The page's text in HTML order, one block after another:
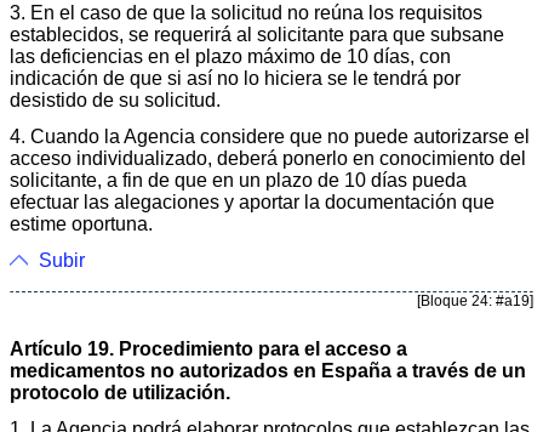
3. En el caso de que la solicitud no reúna los requisitos
establecidos, se requerirá al solicitante para que subsane
las deficiencias en el plazo máximo de 10 días, con
indicación de que si así no lo hiciera se le tendrá por
desistido de su solicitud.
4. Cuando la Agencia considere que no puede autorizarse el
acceso individualizado, deberá ponerlo en conocimiento del
solicitante, a fin de que en un plazo de 10 días pueda
efectuar las alegaciones y aportar la documentación que
estime oportuna.
Subir
[Bloque 24: #a19]
Artículo 19. Procedimiento para el acceso a
medicamentos no autorizados en España a través de un
protocolo de utilización.